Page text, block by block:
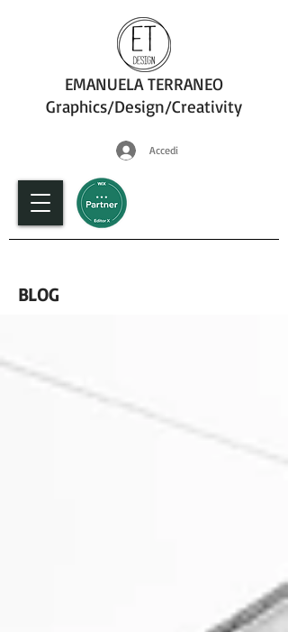
EMANUELA TERRANEO
Graphics/Design/Creativity
Accedi
BLOG